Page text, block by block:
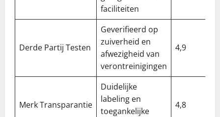
faciliteiten
Derde Partij Testen
Geverifieerd op
zuiverheid en
afwezigheid van
verontreinigingen
4,9
Merk Transparantie
Duidelijke
labeling en
toegankelijke
4,8